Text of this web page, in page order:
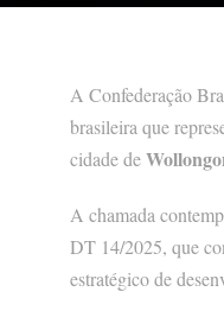
A Confederação
brasileira que
cidade de
A chamada
DT 14/2025, que
estratégico de